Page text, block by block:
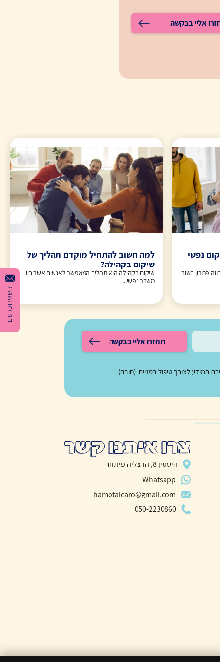
השאירו פרטים
אליי בבקשה
נפשי
פתרון חשוב
למה חשוב להתחיל מוקדם תהליך של
שיקום בקהילה?
שיקום בקהילה הוא תהליך המאפשר לאנשים אשר חוו
משבר נפשי...
תחזרו אליי בבקשה
המידע לצורך טיפול בפנייתי (חובה)
צרו איתנו קשר
היסמין 8, הרצליה פיתוח
Whatsapp
hamotalcaro@gmail.com
050-2230860